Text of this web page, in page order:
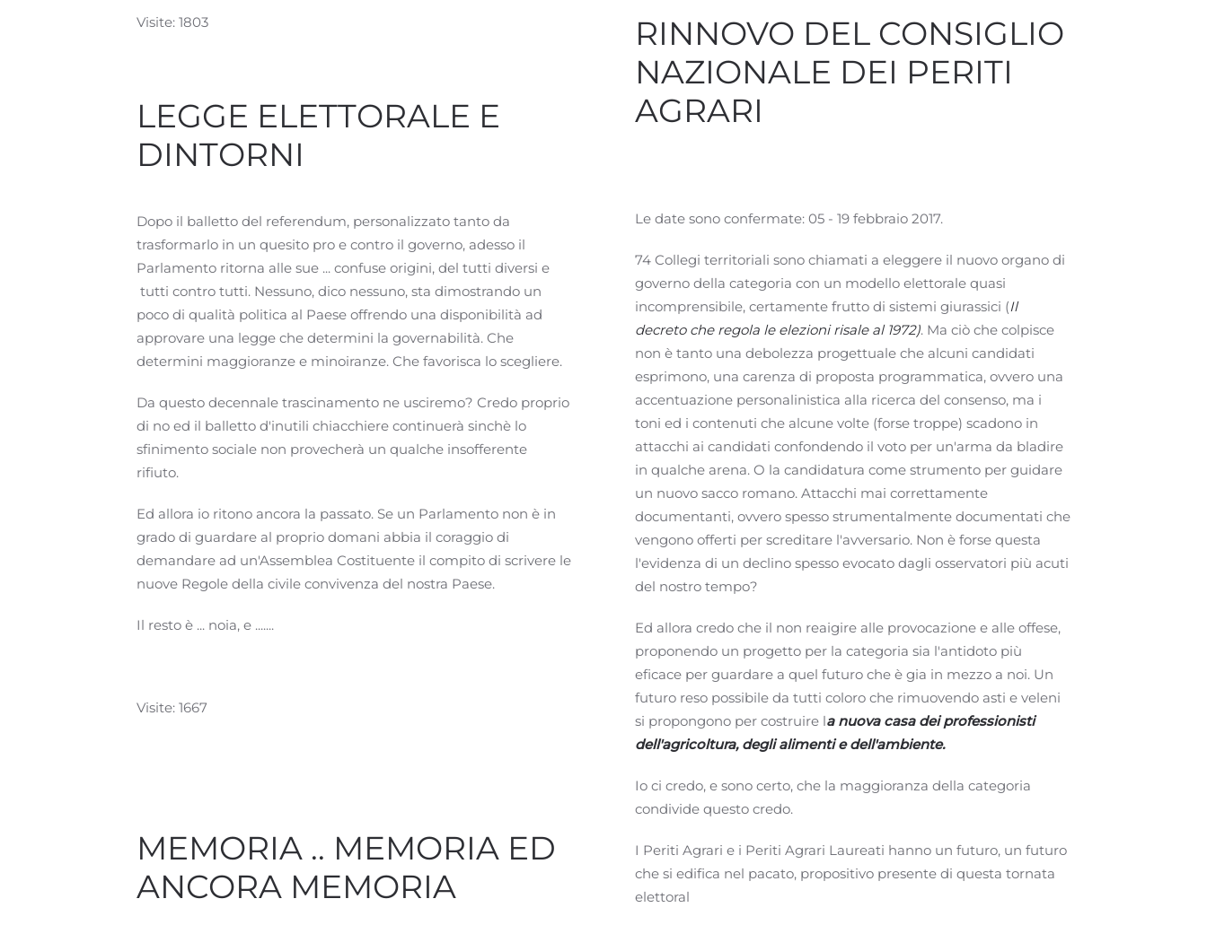
Visite: 1803
RINNOVO DEL CONSIGLIO
NAZIONALE DEI PERITI
AGRARI
Le date sono confermate: 05 - 19 febbraio 2017.
74 Collegi territoriali sono chiamati a eleggere il nuovo organo di
governo della categoria con un modello elettorale quasi
incomprensibile, certamente frutto di sistemi giurassici (Il
decreto che regola le elezioni risale al 1972). Ma ciò che colpisce
non è tanto una debolezza progettuale che alcuni candidati
esprimono, una carenza di proposta programmatica, ovvero una
accentuazione personalinistica alla ricerca del consenso, ma i
toni ed i contenuti che alcune volte (forse troppe) scadono in
attacchi ai candidati confondendo il voto per un'arma da bladire
in qualche arena. O la candidatura come strumento per guidare
un nuovo sacco romano. Attacchi mai correttamente
documentanti, ovvero spesso strumentalmente documentati che
vengono offerti per screditare l'avversario. Non è forse questa
l'evidenza di un declino spesso evocato dagli osservatori più acuti
del nostro tempo?
Ed allora credo che il non reaigire alle provocazione e alle offese,
proponendo un progetto per la categoria sia l'antidoto più
eficace per guardare a quel futuro che è gia in mezzo a noi. Un
futuro reso possibile da tutti coloro che rimuovendo asti e veleni
si propongono per costruire la nuova casa dei professionisti
dell'agricoltura, degli alimenti e dell'ambiente.
Io ci credo, e sono certo, che la maggioranza della categoria
condivide questo credo.
I Periti Agrari e i Periti Agrari Laureati hanno un futuro, un futuro
che si edifica nel pacato, propositivo presente di questa tornata
elettoral
LEGGE ELETTORALE E
DINTORNI
Dopo il balletto del referendum, personalizzato tanto da
trasformarlo in un quesito pro e contro il governo, adesso il
Parlamento ritorna alle sue ... confuse origini, del tutti diversi e
tutti contro tutti. Nessuno, dico nessuno, sta dimostrando un
poco di qualità politica al Paese offrendo una disponibilità ad
approvare una legge che determini la governabilità. Che
determini maggioranze e minoiranze. Che favorisca lo scegliere.
Da questo decennale trascinamento ne usciremo? Credo proprio
di no ed il balletto d'inutili chiacchiere continuerà sinchè lo
sfinimento sociale non provecherà un qualche insofferente
rifiuto.
Ed allora io ritono ancora la passato. Se un Parlamento non è in
grado di guardare al proprio domani abbia il coraggio di
demandare ad un'Assemblea Costituente il compito di scrivere le
nuove Regole della civile convivenza del nostra Paese.
Il resto è ... noia, e .......
Visite: 1667
MEMORIA .. MEMORIA ED
ANCORA MEMORIA